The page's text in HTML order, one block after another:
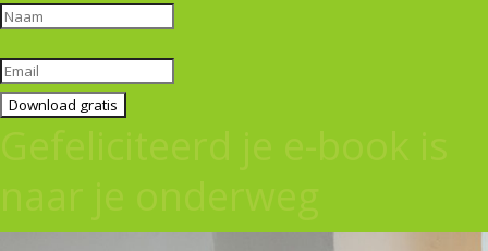
Download gratis